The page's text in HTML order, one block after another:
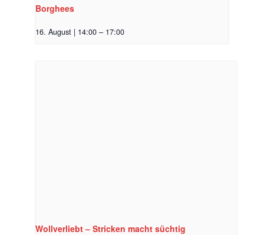
Borghees
16. August | 14:00 – 17:00
Wollverliebt – Stricken macht süchtig